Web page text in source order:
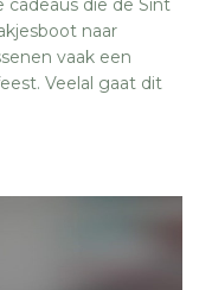
cadeaus die de Sint
naar
vaak een
Veelal gaat dit